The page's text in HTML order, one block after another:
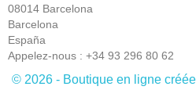
08014 Barcelona
Barcelona
España
Appelez-nous : +34 93 296 80 62
© 2026 - Boutique en ligne